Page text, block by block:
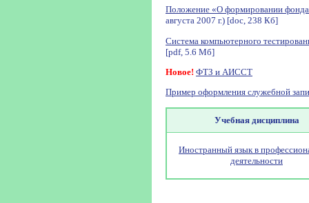
Положение «О формировании фонда
августа 2007 г.) [doc, 238 Кб]
Система компьютерного
[pdf, 5.6 Мб]
Новое! ФТЗ и АИССТ
Пример оформления служебной
Учебная дисциплина
Иностранный язык в
деятельности